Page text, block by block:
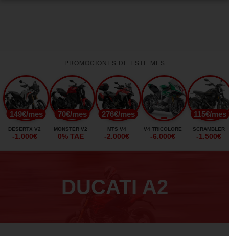
PROMOCIONES DE ESTE MES
149€/mes
DESERTX V2
-1.000€
70€/mes
MONSTER V2
0% TAE
276€/mes
MTS V4
-2.000€
V4 TRICOLORE
-6.000€
115€/mes
SCRAMBLER
-1.500€
DUCATI A2